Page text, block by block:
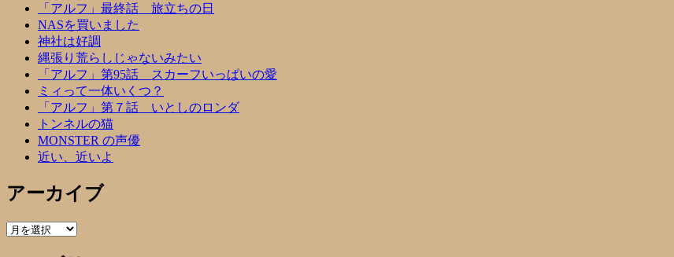
「アルフ」最終話 旅立ちの日
NASを買いました
神社は好調
縄張り荒らしじゃないみたい
「アルフ」第95話 スカーフいっぱいの愛
ミィって一体いくつ？
「アルフ」第７話 いとしのロンダ
トンネルの猫
MONSTER の声優
近い、近いよ
アーカイブ
ア